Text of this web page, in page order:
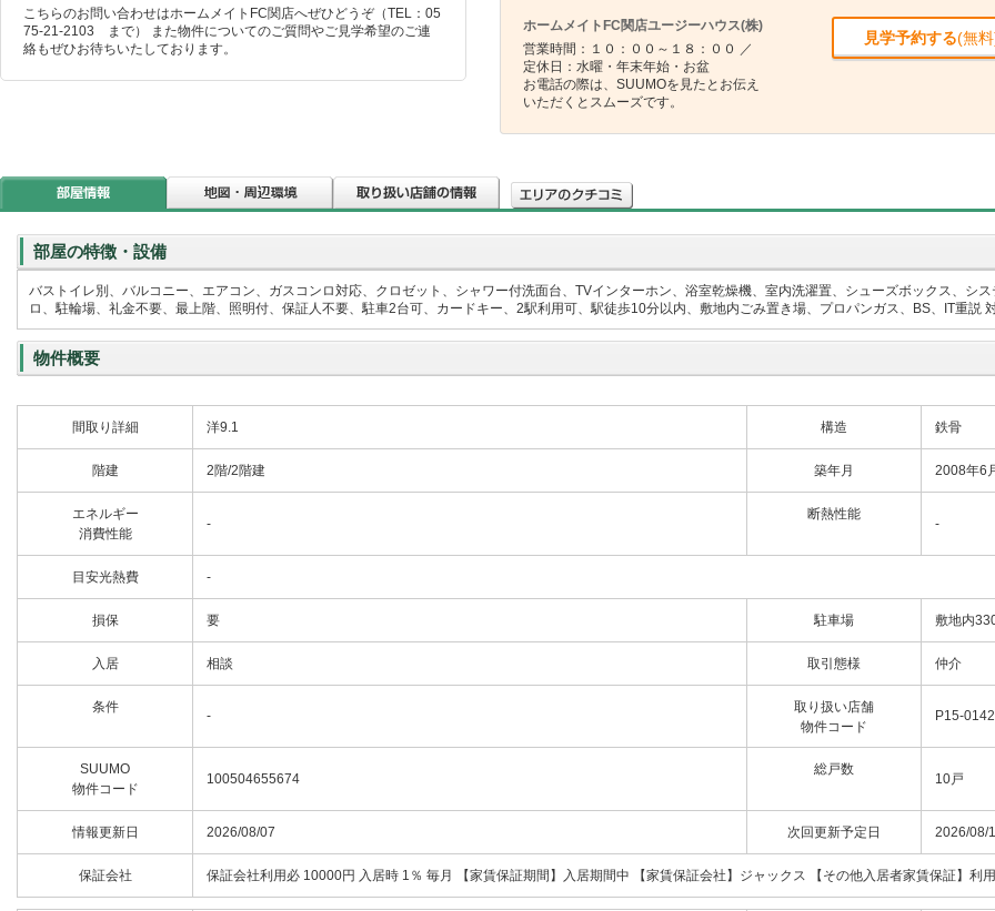
こちらのお問い合わせはホームメイトFC関店へぜひどうぞ（TEL：05
75-21-2103 まで） また物件についてのご質問やご見学希望のご連
絡もぜひお待ちいたしております。
ホームメイトFC関店ユージーハウス(株)
営業時間：１０：００～１８：００ ／
定休日：水曜・年末年始・お盆
お電話の際は、SUUMOを見たとお伝え
いただくとスムーズです。
見学予約する(無
部屋の特徴・設備
バストイレ別、バルコニー、エアコン、ガスコンロ対応、クロゼット、シャワー付洗面台、TVインターホン、浴室乾燥機、室内洗濯置、シューズボックス、シ
ロ、駐輪場、礼金不要、最上階、照明付、保証人不要、駐車2台可、カードキー、2駅利用可、駅徒歩10分以内、敷地内ごみ置き場、プロパンガス、BS、IT重説
物件概要
間取り詳細 洋9.1 構造 鉄骨
階建 2階/2階建 築年月 2008年6
エネルギー
消費性能
-
断熱性能
-
目安光熱費 -
損保 要 駐車場 敷地内
入居 相談 取引態様 仲介
条件
-
取り扱い店舗
物件コード
P15-
SUUMO
物件コード
100504655674
総戸数
10戸
情報更新日 2026/08/07 次回更新予定日 2026/08/
保証会社 保証会社利用必 10000円 入居時 1％ 毎月 【家賃保証期間】入居期間中 【家賃保証会社】ジャックス 【その他入居者家賃保証】利